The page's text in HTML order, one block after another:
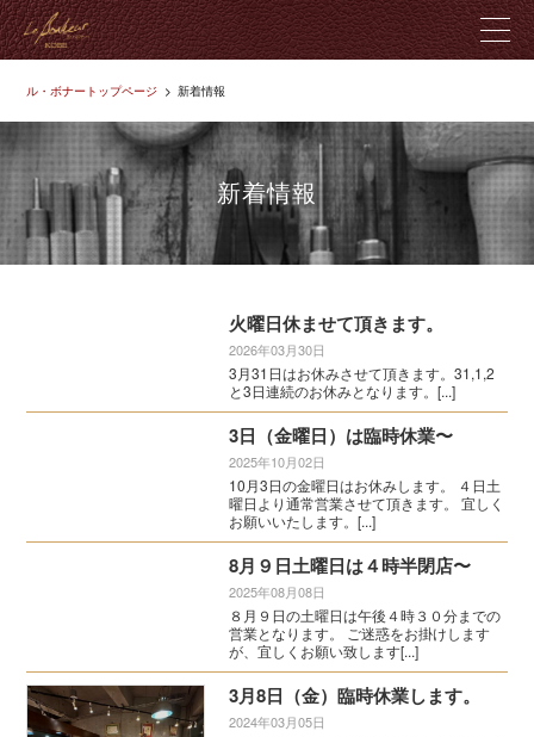
ル・ボナートップページ 新着情報
新着情報
火曜日休ませて頂きます。
2026年03月30日
3月31日はお休みさせて頂きます。31,1,2
と3日連続のお休みとなります。[...]
3日（金曜日）は臨時休業〜
2025年10月02日
10月3日の金曜日はお休みします。 ４日土
曜日より通常営業させて頂きます。 宜しく
お願いいたします。[...]
8月９日土曜日は４時半閉店〜
2025年08月08日
８月９日の土曜日は午後４時３０分までの
営業となります。 ご迷惑をお掛けします
が、宜しくお願い致します[...]
3月8日（金）臨時休業します。
2024年03月05日
ル・ボナーとは
製品紹介
革のこだわり
店舗紹介
ブログ
お問い合わせ